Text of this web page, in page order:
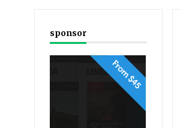
sponsor